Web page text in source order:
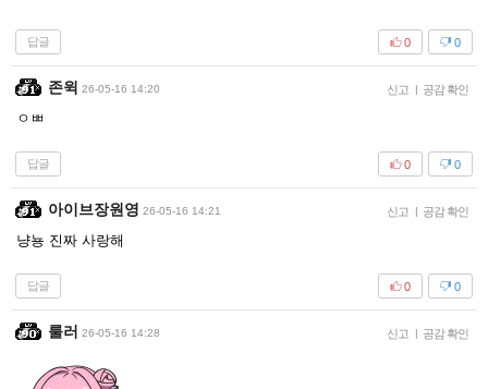
답글 0
0
존윅 26-05-16 14:20 신고 | 공감 확인
ㅇㅃ
답글 0
0
아이브장원영 26-05-16 14:21 신고 | 공감 확인
냥뇽 진짜 사랑해
답글 0
0
룰러 26-05-16 14:28 신고 | 공감 확인